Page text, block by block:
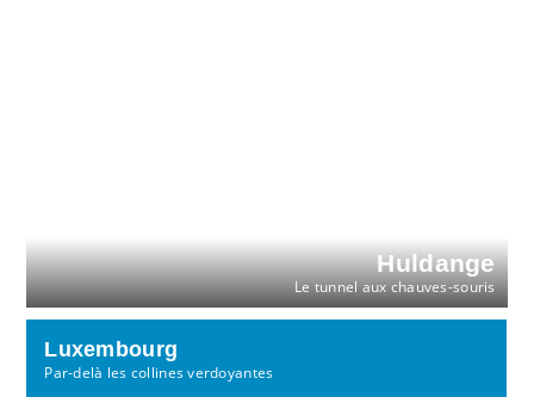
Huldange
Le tunnel aux chauves-souris
Luxembourg
Par-delà les collines verdoyantes